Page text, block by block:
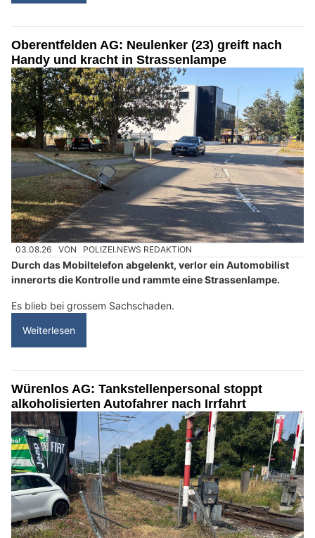
Oberentfelden AG: Neulenker (23) greift nach
Handy und kracht in Strassenlampe
03.08.26 VON POLIZEI.NEWS REDAKTION
Durch das Mobiltelefon abgelenkt, verlor ein Automobilist
innerorts die Kontrolle und rammte eine Strassenlampe.
Es blieb bei grossem Sachschaden.
Weiterlesen
Würenlos AG: Tankstellenpersonal stoppt
alkoholisierten Autofahrer nach Irrfahrt